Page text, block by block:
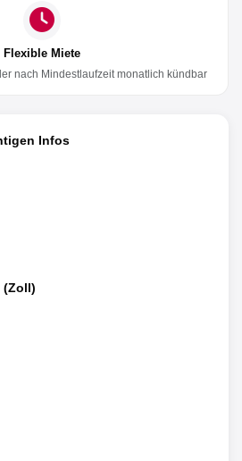
Flexible Miete
nach Mindestlaufzeit monatlich kündbar
Infos
(Zoll)